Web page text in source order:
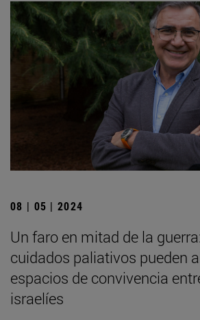
08 | 05 | 2024
Un faro en mitad de la
cuidados paliativos pueden
espacios de convivencia
israelíes